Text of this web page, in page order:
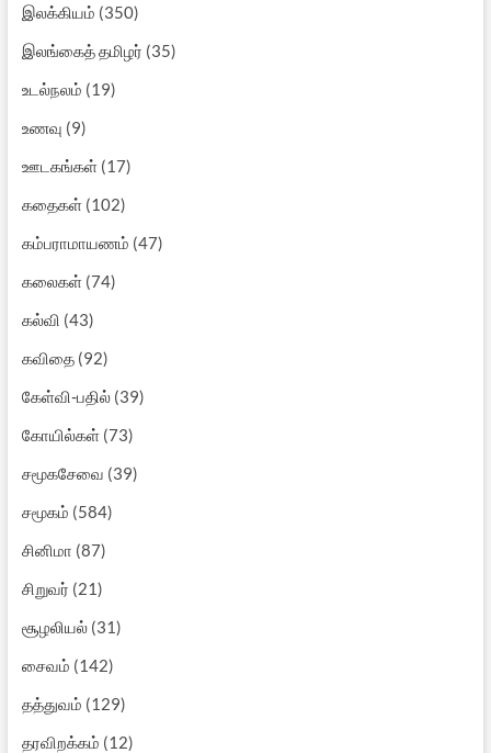
இலக்கியம் (350)
இலங்கைத் தமிழர் (35)
உடல்நலம் (19)
உணவு (9)
ஊடகங்கள்(17)
கதைகள்(102)
கம்பராமாயணம் (47)
கலைகள்(74)
கல்வி (43)
கவிதை(92)
கேள்வி-பதில்(39)
கோயில்கள்(73)
சமூகசேவை (39)
சமூகம் (584)
சினிமா (87)
சிறுவர் (21)
சூழலியல்(31)
சைவம் (142)
தத்துவம் (129)
தரவிறக்கம் (12)